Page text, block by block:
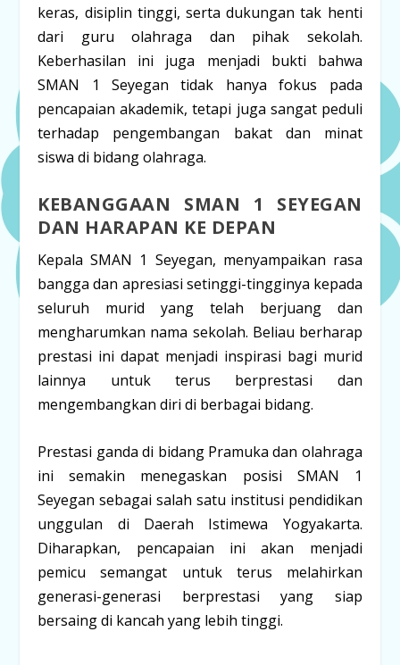
keras, disiplin tinggi, serta dukungan tak henti
dari guru olahraga dan pihak sekolah.
Keberhasilan ini juga menjadi bukti bahwa
SMAN 1 Seyegan tidak hanya fokus pada
pencapaian akademik, tetapi juga sangat peduli
terhadap pengembangan bakat dan minat
siswa di bidang olahraga.
KEBANGGAAN SMAN 1 SEYEGAN
DAN HARAPAN KE DEPAN
Kepala SMAN 1 Seyegan, menyampaikan rasa
bangga dan apresiasi setinggi-tingginya kepada
seluruh murid yang telah berjuang dan
mengharumkan nama sekolah. Beliau berharap
prestasi ini dapat menjadi inspirasi bagi murid
lainnya untuk terus berprestasi dan
mengembangkan diri di berbagai bidang.
Prestasi ganda di bidang Pramuka dan olahraga
ini semakin menegaskan posisi SMAN 1
Seyegan sebagai salah satu institusi pendidikan
unggulan di Daerah Istimewa Yogyakarta.
Diharapkan, pencapaian ini akan menjadi
pemicu semangat untuk terus melahirkan
generasi-generasi berprestasi yang siap
bersaing di kancah yang lebih tinggi.